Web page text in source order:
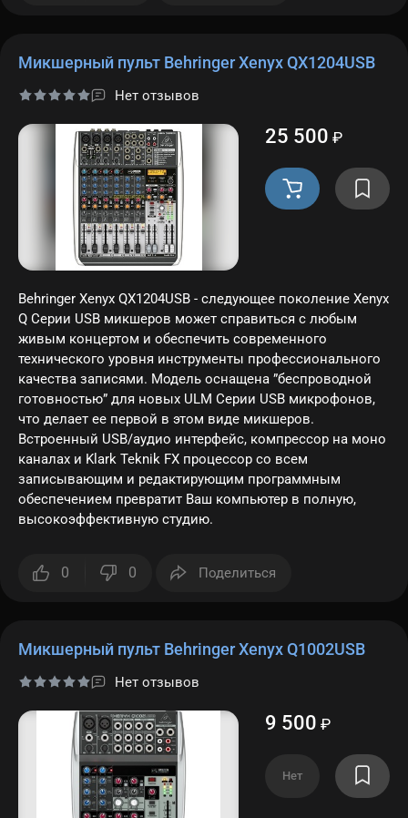
Микшерный пульт Behringer Xenyx QX1204USB
Нет отзывов
25 500 ₽
Behringer Xenyx QX1204USB - следующее поколение Xenyx
Q Серии USB микшеров может справиться с любым
живым концертом и обеспечить современного
технического уровня инструменты профессионального
качества записями. Модель оснащена ”беспроводной
готовностью” для новых ULM Серии USB микрофонов,
что делает ее первой в этом виде микшеров.
Встроенный USB/аудио интерфейс, компрессор на моно
каналах и Klark Teknik FX процессор со всем
записывающим и редактирующим программным
обеспечением превратит Ваш компьютер в полную,
высокоэффективную студию.
0 0 Поделиться
Микшерный пульт Behringer Xenyx Q1002USB
Нет отзывов
9 500 ₽
Нет